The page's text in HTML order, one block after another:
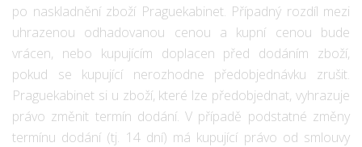
po naskladnění zboží Praguekabinet. Případný rozdíl mezi
uhrazenou odhadovanou cenou a kupní cenou bude
vrácen, nebo kupujícím doplacen před dodáním zboží,
pokud se kupující nerozhodne předobjednávku zrušit.
Praguekabinet si u zboží, které lze předobjednat, vyhrazuje
právo změnit termín dodání. V případě podstatné změny
termínu dodání (tj. 14 dní) má kupující právo od smlouvy